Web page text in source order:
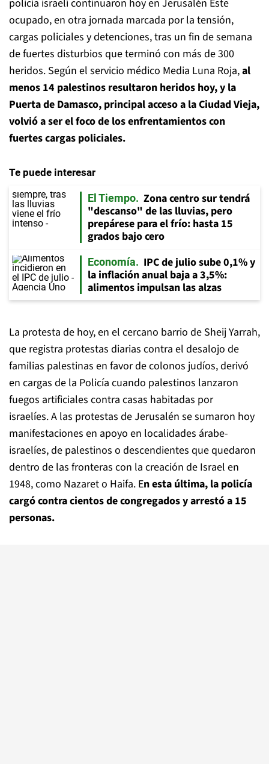
policía israelí continuaron hoy en Jerusalén Este
ocupado, en otra jornada marcada por la tensión,
cargas policiales y detenciones, tras un fin de semana
de fuertes disturbios que terminó con más de 300
heridos. Según el servicio médico Media Luna Roja,al
menos 14 palestinos resultaron heridos hoy, y la
Puerta de Damasco, principal acceso a la Ciudad Vieja,
volvió a ser el foco de los enfrentamientos con
fuertes cargas policiales.
Te puede interesar
El Tiempo
Zona centro sur tendrá
"descanso" de las lluvias, pero
prepárese para el frío: hasta 15
grados bajo cero
Economía
IPC de julio sube 0,1% y
la inflación anual baja a 3,5%:
alimentos impulsan las alzas
La protesta de hoy, en el cercano barrio de Sheij Yarrah,
que registra protestas diarias contra el desalojo de
familias palestinas en favor de colonos judíos, derivó
en cargas de la Policía cuando palestinos lanzaron
fuegos artificiales contra casas habitadas por
israelíes. A las protestas de Jerusalén se sumaron hoy
manifestaciones en apoyo en localidades árabe-
israelíes, de palestinos o descendientes que quedaron
dentro de las fronteras con la creación de Israel en
1948, como Nazaret o Haifa. En esta última, la policía
cargó contra cientos de congregados y arrestó a 15
personas.